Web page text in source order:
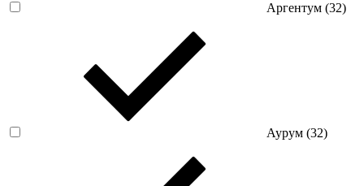
Аргентум (32)
Аурум (32)